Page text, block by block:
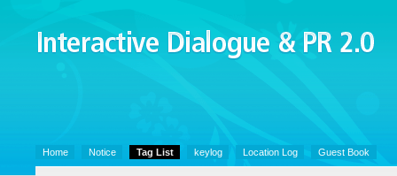
Interactive Dialogue &
PR 2.0
Home Notice Tag List keylog Location Log Guest Book